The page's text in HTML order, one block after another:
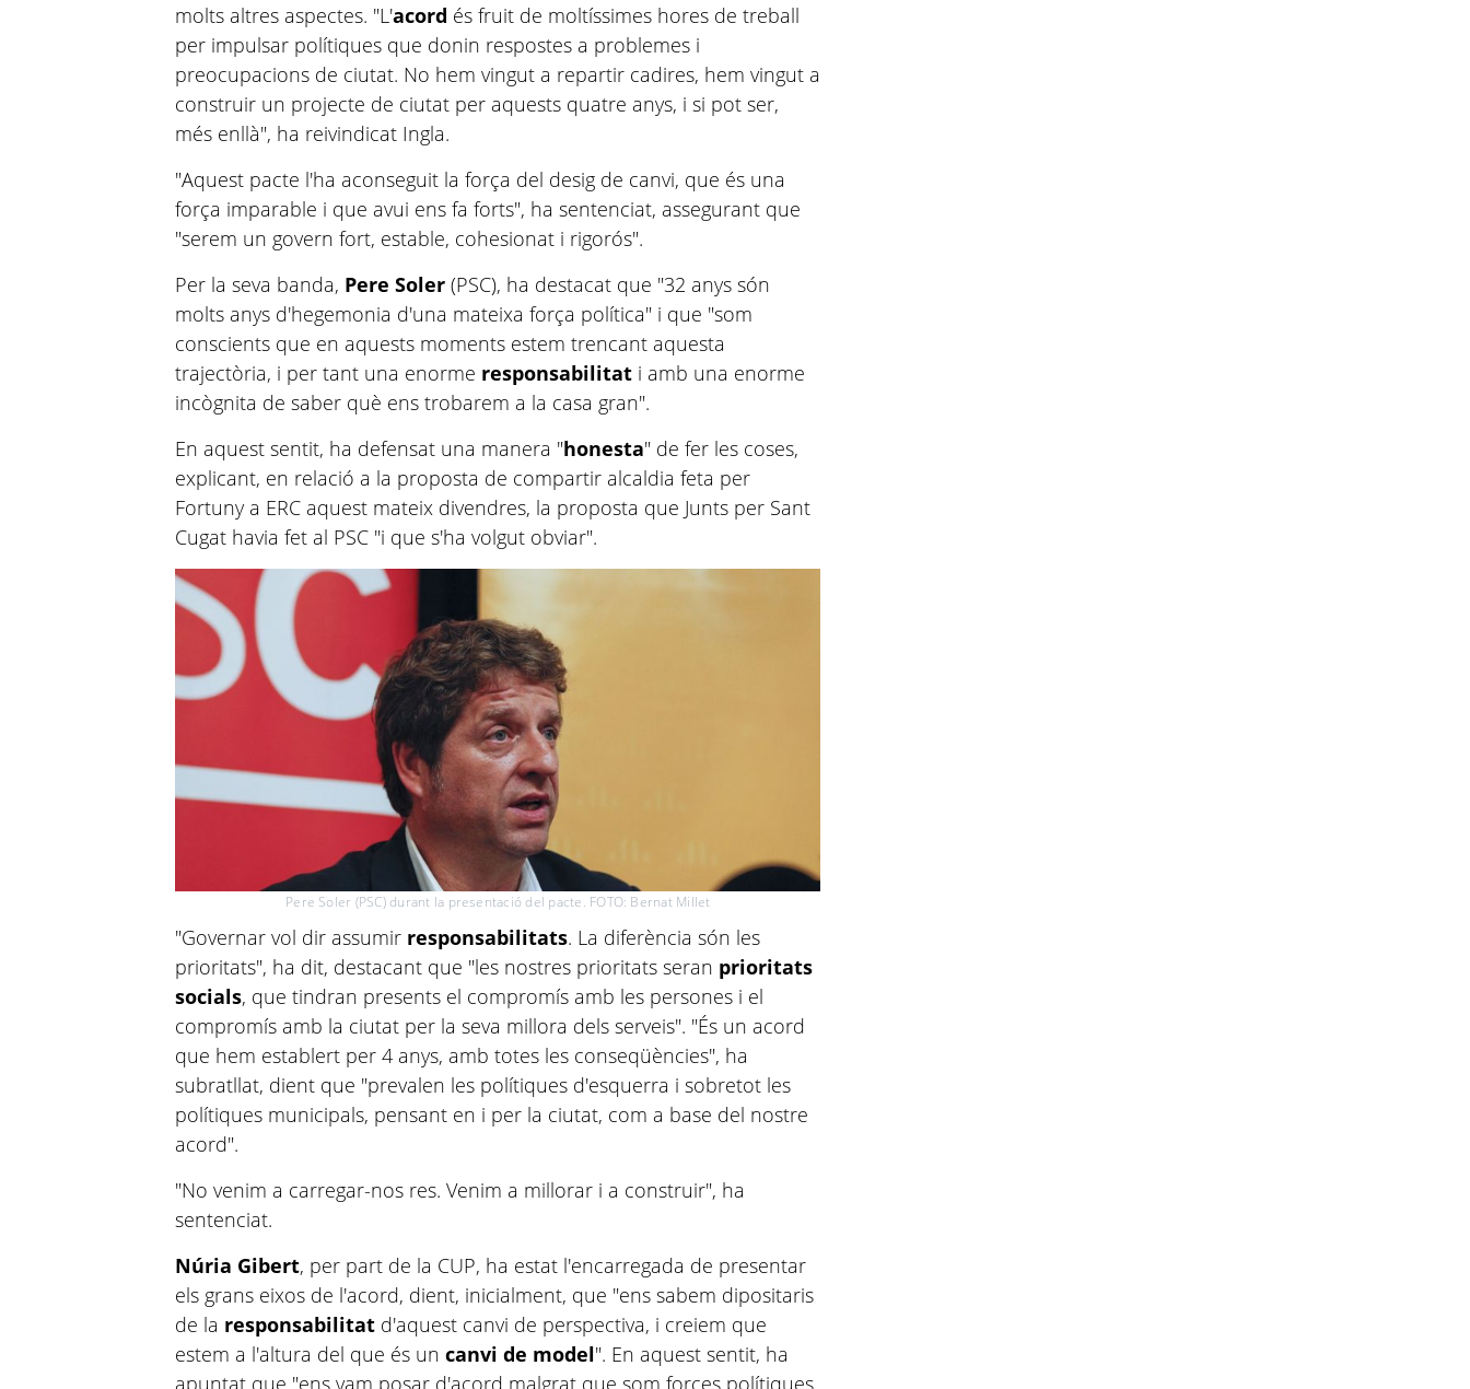
molts altres aspectes. "L'acord és fruit de moltíssimes hores de treball
per impulsar polítiques que donin respostes a problemes i
preocupacions de ciutat. No hem vingut a repartir cadires, hem vingut a
construir un projecte de ciutat per aquests quatre anys, i si pot ser,
més enllà", ha reivindicat Ingla.
"Aquest pacte l'ha aconseguit la força del desig de canvi, que és una
força imparable i que avui ens fa forts", ha sentenciat, assegurant que
"serem un govern fort, estable, cohesionat i rigorós".
Per la seva banda, Pere Soler(PSC), ha destacat que "32 anys són
molts anys d'hegemonia d'una mateixa força política" i que "som
conscients que en aquests moments estem trencant aquesta
trajectòria, i per tant una enorme responsabilitat i amb una enorme
incògnita de saber què ens trobarem a la casa gran".
En aquest sentit, ha defensat una manera "honesta" de fer les coses,
explicant, en relació a la proposta de compartir alcaldia feta per
Fortuny a ERC aquest mateix divendres, la proposta que Junts per Sant
Cugat havia fet al PSC "i que s'ha volgut obviar".
Pere Soler (PSC) durant la presentació del pacte. FOTO: Bernat Millet
"Governar vol dir assumir responsabilitats. La diferència són les
prioritats", ha dit, destacant que "les nostres prioritats seran prioritats
socials, que tindran presents el compromís amb les persones i el
compromís amb la ciutat per la seva millora dels serveis". "És un acord
que hem establert per 4 anys, amb totes les conseqüències", ha
subratllat, dient que "prevalen les polítiques d'esquerra i sobretot les
polítiques municipals, pensant en i per la ciutat, com a base del nostre
acord".
"No venim a carregar-nos res. Venim a millorar i a construir", ha
sentenciat.
Núria Gibert, per part de la CUP, ha estat l'encarregada de presentar
els grans eixos de l'acord, dient, inicialment, que "ens sabem dipositaris
de la responsabilitat d'aquest canvi de perspectiva, i creiem que
estem a l'altura del que és uncanvi de model". En aquest sentit, ha
apuntat que "ens vam posar d'acord malgrat que som forces polítiques